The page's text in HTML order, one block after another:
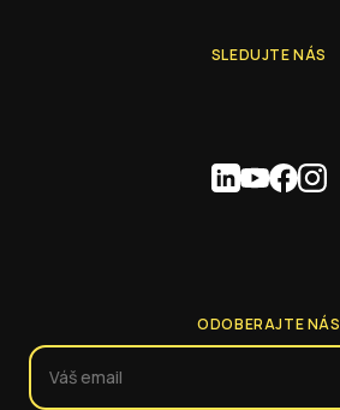
SLEDUJTE NÁS
ODOBERAJTE NÁS